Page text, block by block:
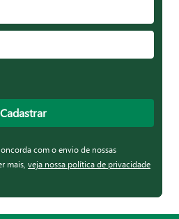
Cadastrar
com o envio de nossas
mais, veja nossa política de privacidade